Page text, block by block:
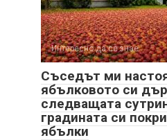
Интересно да се знае
Съседът ми
ябълковото си
следващата
градината си
ябълки